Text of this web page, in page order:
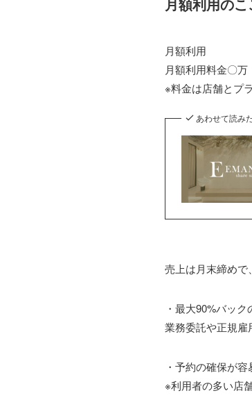
月額利用の
月額利用
月額利用料金〇万
※料金は店舗とプ
あわせて読み
売上は月末締めで
・最大90%バック
業務委託や正規雇
・予約の確保が容
※利用者の多い店